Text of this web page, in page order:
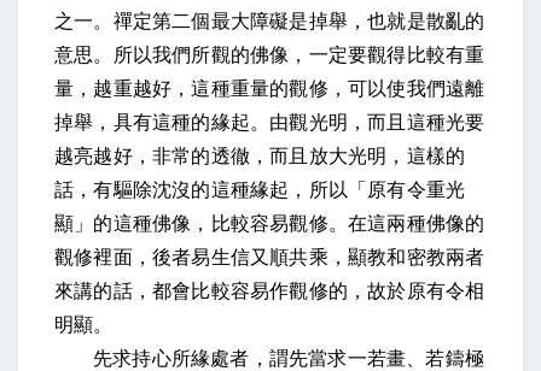
之一。禪定第二個最大障礙是掉舉，也就是散亂的
意思。所以我們所觀的佛像，一定要觀得比較有重
量，越重越好，這種重量的觀修，可以使我們遠離
掉舉，具有這種的緣起。由觀光明，而且這種光要
越亮越好，非常的透徹，而且放大光明，這樣的
話，有驅除沈沒的這種緣起，所以「原有令重光
顯」的這種佛像，比較容易觀修。在這兩種佛像的
觀修裡面，後者易生信又順共乘，顯教和密教兩者
來講的話，都會比較容易作觀修的，故於原有令相
明顯。
先求持心所緣處者，謂先當求一若畫、若鑄極